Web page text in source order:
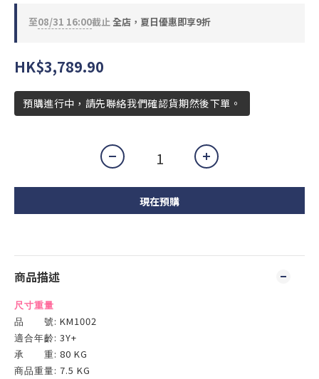
至08/31 16:00截止全店，夏日優惠即享9折
HK$3,789.90
預購進行中，請先聯絡我們確認貨期然後下單。
現在預購
商品描述
尺寸重量
品 號: KM1002
適合年齡: 3Y+
承 重: 80 KG
商品重量: 7.5 KG